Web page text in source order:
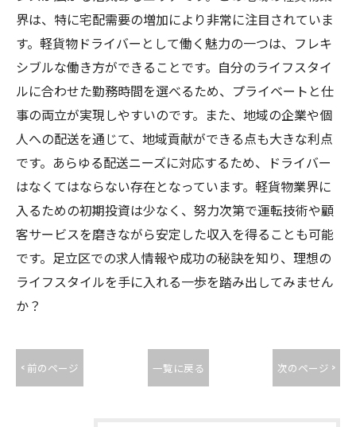
界は、特に宅配需要の増加により非常に注目されていま
す。軽貨物ドライバーとして働く魅力の一つは、フレキ
シブルな働き方ができることです。自分のライフスタイ
ルに合わせた勤務時間を選べるため、プライベートと仕
事の両立が実現しやすいのです。また、地域の企業や個
人への配送を通じて、地域貢献ができる点も大きな利点
です。あらゆる配送ニーズに対応するため、ドライバー
はなくてはならない存在となっています。軽貨物業界に
入るための初期投資は少なく、努力次第で運転技術や顧
客サービスを磨きながら安定した収入を得ることも可能
です。足立区での求人情報や成功の秘訣を知り、理想の
ライフスタイルを手に入れる一歩を踏み出してみません
か？
< 前のページ 一覧に戻る 次のページ >